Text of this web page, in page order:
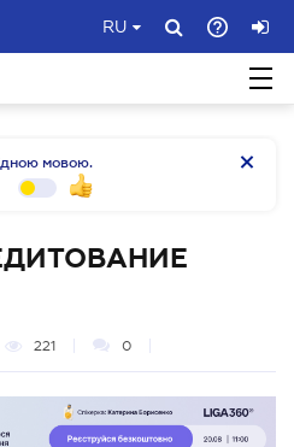
RU
мовою.
221 0